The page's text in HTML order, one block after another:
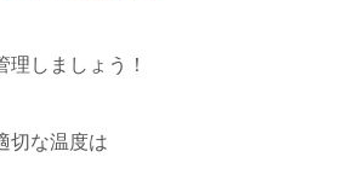
しましょう！
切な温度は